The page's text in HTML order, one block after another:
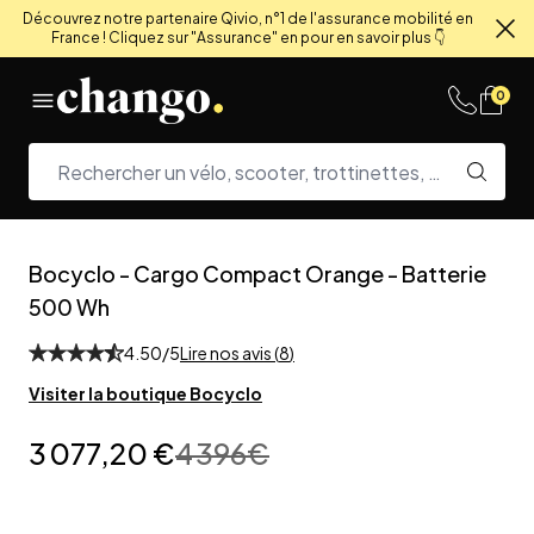
Découvrez notre partenaire Qivio, n°1 de l'assurance mobilité en
France ! Cliquez sur "Assurance" en pour en savoir plus 👇
0
Bocyclo - Cargo Compact Orange - Batterie
500 Wh
4.50/5Lire nos avis (8)
Visiter la boutique Bocyclo
3 077,20 €4 396€